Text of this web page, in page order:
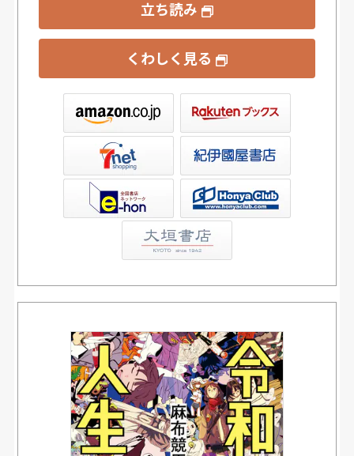
立ち読み
くわしく見る
書店ウェブストア